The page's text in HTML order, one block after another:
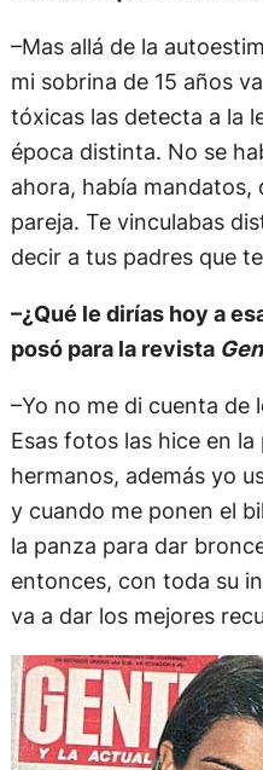
–Mas allá de la
mi sobrina de 15 años
tóxicas las detecta a la
época distinta. No se
ahora, había mandatos,
pareja. Te vinculabas
decir a tus padres que
–¿Qué le dirías hoy a
posó para la revista
–Yo no me di cuenta de
Esas fotos las hice en
hermanos, además yo
y cuando me ponen el
la panza para dar
entonces, con toda su
va a dar los mejores